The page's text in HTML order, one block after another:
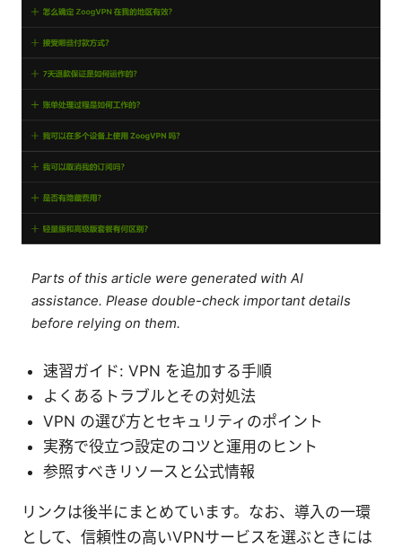
Parts of this article were generated with AI
assistance. Please double-check important details
before relying on them.
速習ガイド: VPN を追加する手順
よくあるトラブルとその対処法
VPN の選び方とセキュリティのポイント
実務で役立つ設定のコツと運用のヒント
参照すべきリソースと公式情報
リンクは後半にまとめています。なお、導入の一環
として、信頼性の高いVPNサービスを選ぶときには